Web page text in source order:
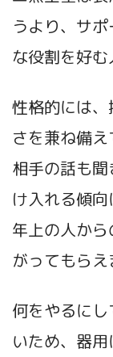
うより、サ
な役割を好
性格的には
さを兼ね備
相手の話も
け入れる傾
年上の人か
がってもらえ
何をやるに
いため、器